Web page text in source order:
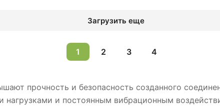
Загрузить еще
1 2 3 4
прочность и безопасность созданного
нагрузками и постоянным вибрационным